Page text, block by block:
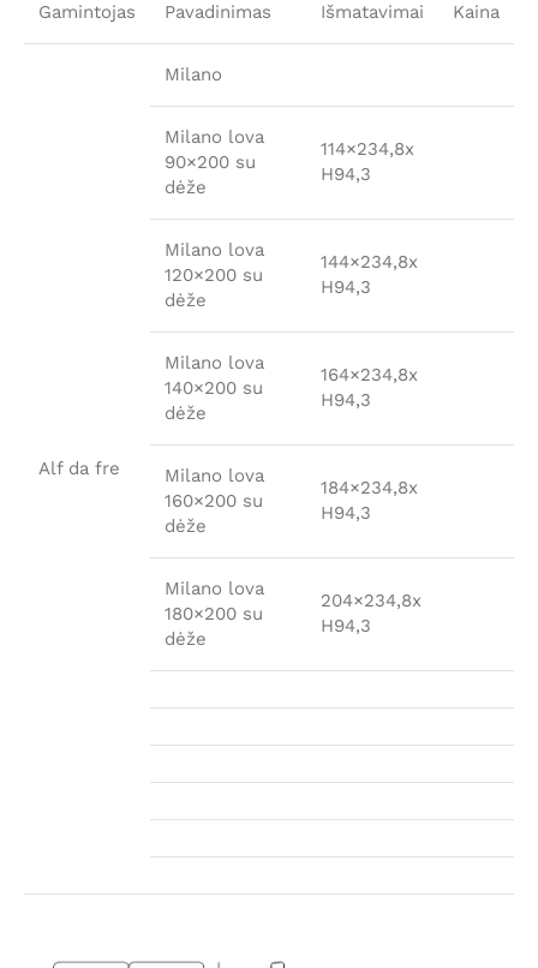
Gamintojas Pavadinimas Išmatavimai Kaina
Alf da fre
Milano
Milano lova
90×200 su
dėže
114×234,8x
H94,3
Milano lova
120×200 su
dėže
144×234,8x
H94,3
Milano lova
140×200 su
dėže
164×234,8x
H94,3
Milano lova
160×200 su
dėže
184×234,8x
H94,3
Milano lova
180×200 su
dėže
204×234,8x
H94,3